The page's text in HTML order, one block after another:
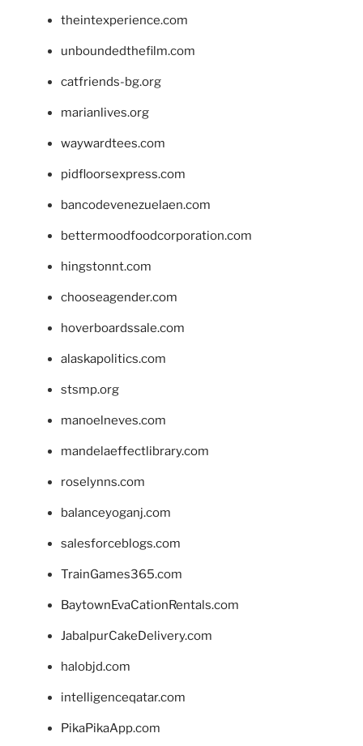
theintexperience.com
unboundedthefilm.com
catfriends-bg.org
marianlives.org
waywardtees.com
pidfloorsexpress.com
bancodevenezuelaen.com
bettermoodfoodcorporation.com
hingstonnt.com
chooseagender.com
hoverboardssale.com
alaskapolitics.com
stsmp.org
manoelneves.com
mandelaeffectlibrary.com
roselynns.com
balanceyoganj.com
salesforceblogs.com
TrainGames365.com
BaytownEvaCationRentals.com
JabalpurCakeDelivery.com
halobjd.com
intelligenceqatar.com
PikaPikaApp.com